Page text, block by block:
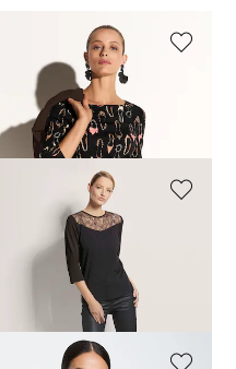
MADELEINE
Stretchshirt mit Schuhprint
59,95 €
MADELEINE
Rundhals-Shirt mit Spitze
79,95 €